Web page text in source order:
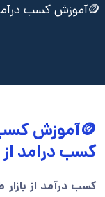
🪙آموزش کسب
🪙آموزش
کسب درامد از
کسب درآمد از بازار